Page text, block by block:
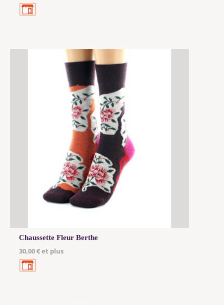
Chaussette Fleur Berthe
30,00 € et plus